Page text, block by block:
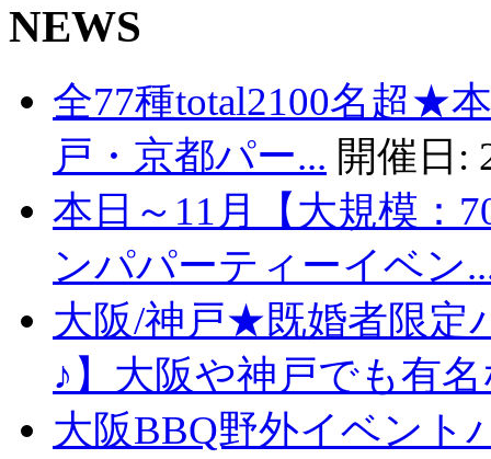
NEWS
全77種total2100名超★
戸・京都パー... 開催日:
本日～11月【大規模：
ンパパーティーイベン
大阪/神戸★既婚者限定
♪】大阪や神戸でも有
大阪BBQ野外イベント